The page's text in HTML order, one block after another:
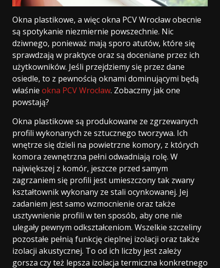
Okna plastikowe, a więc okna PCV Wrocław obecnie
są spotykanie niezmiernie powszechnie. Nic
dziwnego, ponieważ mają sporo atutów, które się
sprawdzają w praktyce oraz są doceniane przez ich
użytkowników. Jeśli przejdziemy się przez dane
osiedle, to z pewnością oknami dominującymi będą
właśnie okna PCV Wrocław. Zobaczmy jak one
powstają?
Okna plastikowe są produkowane ze zgrzewanych
profili wykonanych ze sztucznego tworzywa. Ich
wnętrze się dzieli na powietrzne komory, z których
komora zewnętrzna pełni odwadniają rolę. W
największej z komór, jeszcze przed samym
zagrzaniem się profili jest umieszczony tak zwany
kształtownik wykonany ze stali ocynkowanej. Jej
zadaniem jest samo wzmocnienie oraz także
usztywnienie profili w ten sposób, aby one nie
ulegały pewnym odkształceniom. Wszelkie szczeliny
pozostałe pełnią funkcję cieplnej izolacji oraz także
izolacji akustycznej. To od ich liczby jest zależy
gorsza czy też lepsza izolacja termiczna konkretnego